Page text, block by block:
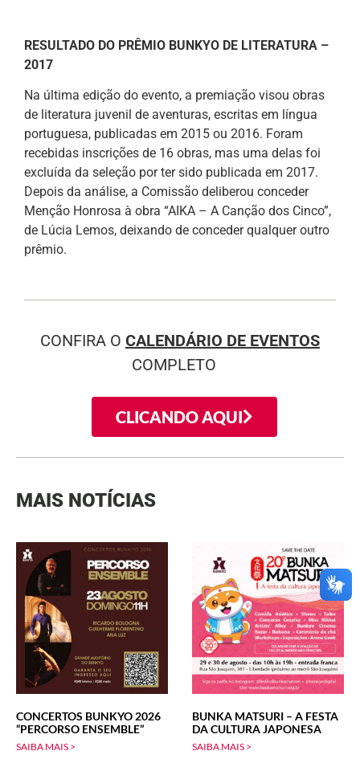
RESULTADO DO PRÊMIO BUNKYO DE LITERATURA –
2017
Na última edição do evento, a premiação visou obras
de literatura juvenil de aventuras, escritas em língua
portuguesa, publicadas em 2015 ou 2016. Foram
recebidas inscrições de 16 obras, mas uma delas foi
excluída da seleção por ter sido publicada em 2017.
Depois da análise, a Comissão deliberou conceder
Menção Honrosa à obra “AIKA – A Canção dos Cinco”,
de Lúcia Lemos, deixando de conceder qualquer outro
prêmio.
CONFIRA O CALENDÁRIO DE EVENTOS
COMPLETO
CLICANDO AQUI
MAIS NOTÍCIAS
CONCERTOS BUNKYO 2026
“PERCORSO ENSEMBLE”
SAIBA MAIS >
BUNKA MATSURI – A FESTA
DA CULTURA JAPONESA
SAIBA MAIS >